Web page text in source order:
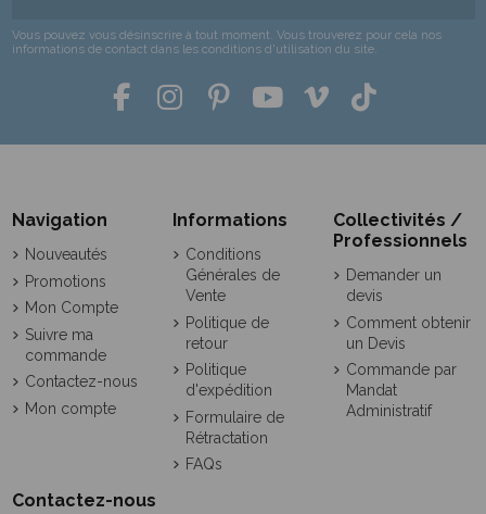
Vous pouvez vous désinscrire à tout moment. Vous trouverez pour cela nos
informations de contact dans les conditions d'utilisation du site.
Navigation
Nouveautés
Promotions
Mon Compte
Suivre ma
commande
Contactez-nous
Mon compte
Informations
Conditions
Générales de
Vente
Politique de
retour
Politique
d'expédition
Formulaire de
Rétractation
FAQs
Collectivités /
Professionnels
Demander un
devis
Comment obtenir
un Devis
Commande par
Mandat
Administratif
Contactez-nous